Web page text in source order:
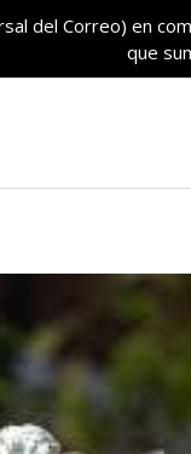
del Correo) en
que